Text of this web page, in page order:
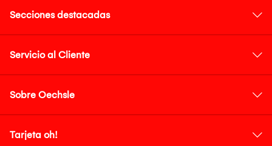
Secciones destacadas
Servicio al Cliente
Sobre Oechsle
Tarjeta oh!